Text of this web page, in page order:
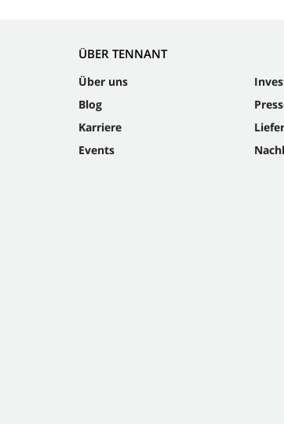
ÜBER TENNANT
Über uns
Blog
Karriere
Events